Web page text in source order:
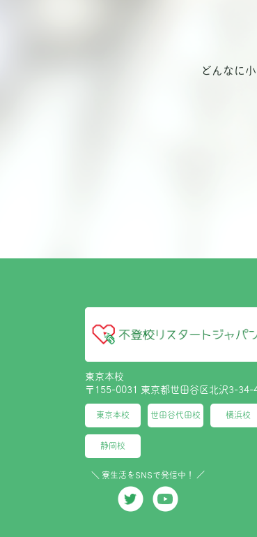
どんなに
東京本校
〒155-0031 東京都世田谷区北沢3-34-
東京本校 世田谷代田校 横浜校
静岡校
＼ 寮生活をSNSで発信中！ ／